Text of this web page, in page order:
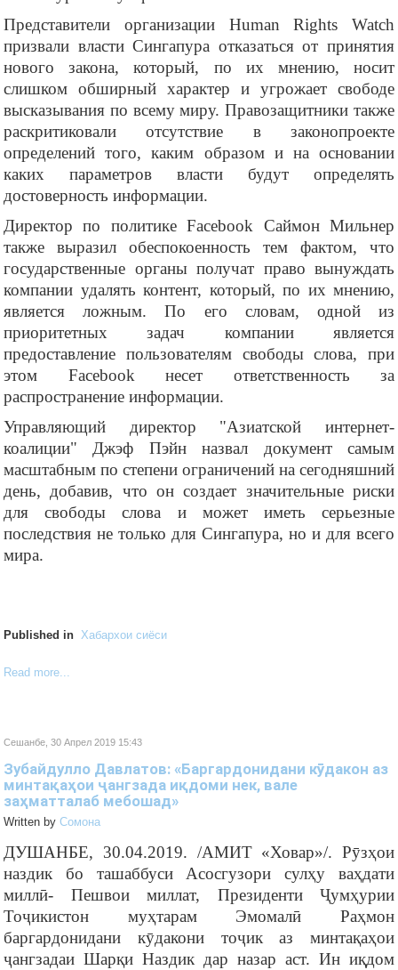
Представители организации Human Rights Watch
призвали власти Сингапура отказаться от принятия
нового закона, который, по их мнению, носит
слишком обширный характер и угрожает свободе
высказывания по всему миру. Правозащитники также
раскритиковали отсутствие в законопроекте
определений того, каким образом и на основании
каких параметров власти будут определять
достоверность информации.
Директор по политике Facebook Саймон Мильнер
также выразил обеспокоенность тем фактом, что
государственные органы получат право вынуждать
компании удалять контент, который, по их мнению,
является ложным. По его словам, одной из
приоритетных задач компании является
предоставление пользователям свободы слова, при
этом Facebook несет ответственность за
распространение информации.
Управляющий директор "Азиатской интернет-
коалиции" Джэф Пэйн назвал документ самым
масштабным по степени ограничений на сегодняшний
день, добавив, что он создает значительные риски
для свободы слова и может иметь серьезные
последствия не только для Сингапура, но и для всего
мира.
Published in Хабархои сиёси
Read more...
Сешанбе, 30 Апрел 2019 15:43
Зубайдулло Давлатов: «Баргардонидани кӯдакон аз
минтақаҳои ҷангзада иқдоми нек, вале
заҳматталаб мебошад»
Written by Cомона
ДУШАНБЕ, 30.04.2019. /АМИТ «Ховар»/. Рӯзҳои
наздик бо ташаббуси Асосгузори сулҳу ваҳдати
миллӣ- Пешвои миллат, Президенти Ҷумҳурии
Тоҷикистон муҳтарам Эмомалӣ Раҳмон
баргардонидани кӯдакони тоҷик аз минтақаҳои
ҷангзадаи Шарқи Наздик дар назар аст. Ин иқдом